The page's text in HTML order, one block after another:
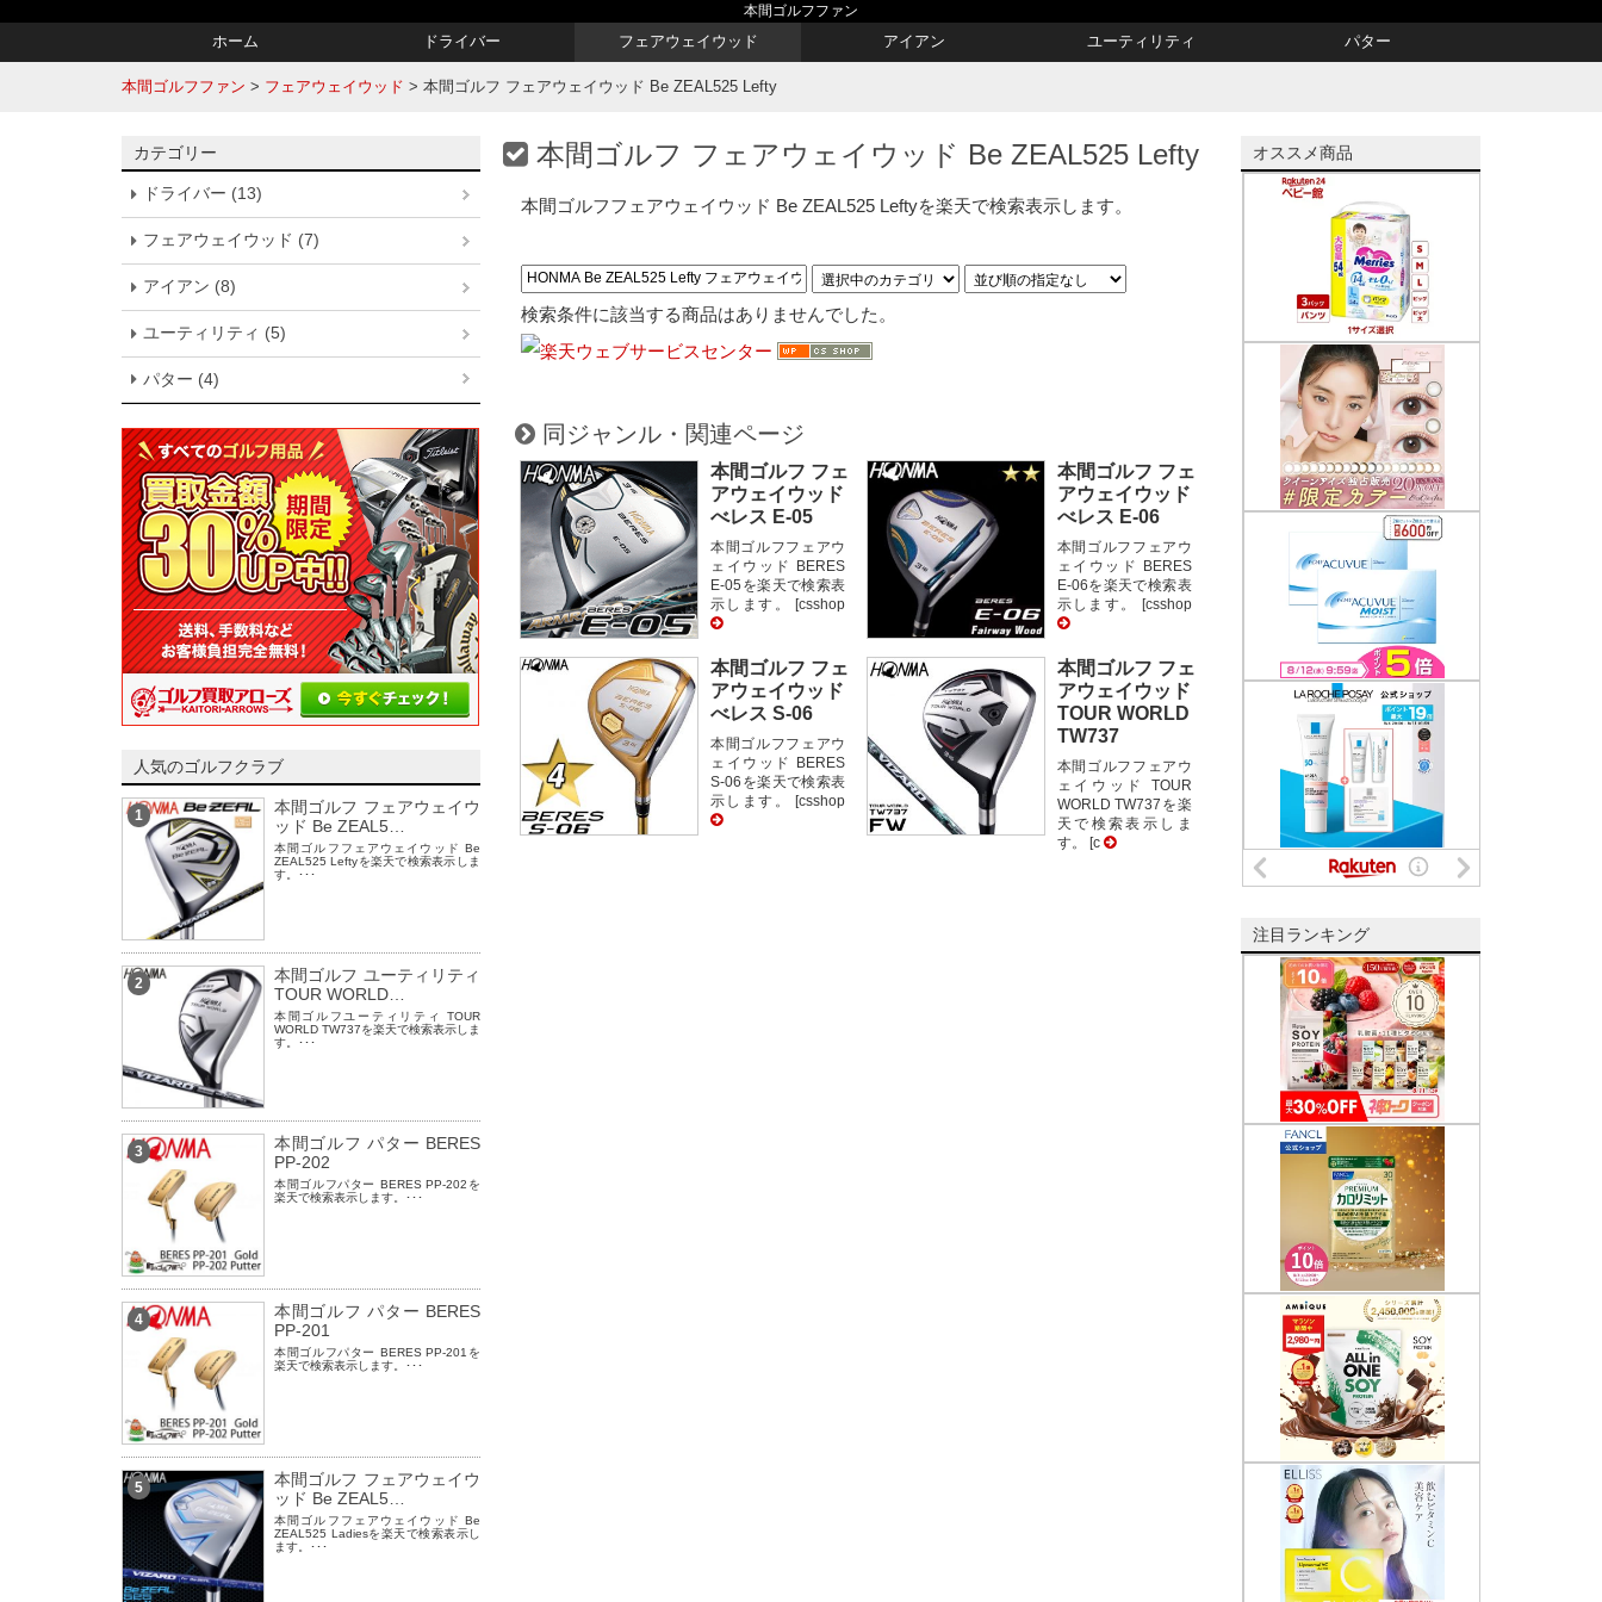
本間ゴルフファン
ホーム ドライバー フェアウェイウッド アイアン ユーティリティ パター
本間ゴルフファン > フェアウェイウッド > 本間ゴルフ フェアウェイウッド Be ZEAL525 Lefty
本間ゴルフ フェアウェイウッド Be ZEAL525 Lefty
本間ゴルフフェアウェイウッド Be ZEAL525 Leftyを楽天で検索表示します。
検索条件に該当する商品はありませんでした。
同ジャンル・関連ページ
本間ゴルフ フェ
アウェイウッド
べレス E-05
本間ゴルフフェアウ
ェイウッド BERES
E-05を楽天で検索表
示します。 [csshop
本間ゴルフ フェ
アウェイウッド
べレス E-06
本間ゴルフフェアウ
ェイウッド BERES
E-06を楽天で検索表
示します。 [csshop
本間ゴルフ フェ
アウェイウッド
べレス S-06
本間ゴルフフェアウ
ェイウッド BERES
S-06を楽天で検索表
示します。 [csshop
本間ゴルフ フェ
アウェイウッド
TOUR WORLD
TW737
本間ゴルフフェアウ
ェイウッド TOUR
WORLD TW737を楽
天で検索表示しま
す。 [c
カテゴリー
ドライバー (13)
フェアウェイウッド (7)
アイアン (8)
ユーティリティ (5)
パター (4)
人気のゴルフクラブ
1
本間ゴルフ フェアウェイウ
ッド Be ZEAL5…
本間ゴルフフェアウェイウッド Be
ZEAL525 Leftyを楽天で検索表示しま
す。･･･
2
本間ゴルフ ユーティリティ
TOUR WORLD…
本間ゴルフユーティリティ TOUR
WORLD TW737を楽天で検索表示しま
す。･･･
3
本間ゴルフ パター BERES
PP-202
本間ゴルフパター BERES PP-202を
楽天で検索表示します。･･･
4
本間ゴルフ パター BERES
PP-201
本間ゴルフパター BERES PP-201を
楽天で検索表示します。･･･
5
本間ゴルフ フェアウェイウ
ッド Be ZEAL5…
本間ゴルフフェアウェイウッド Be
ZEAL525 Ladiesを楽天で検索表示し
ます。･･･
オススメ商品
注目ランキング